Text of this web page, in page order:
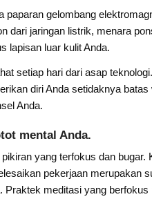
paparan gelombang
dari jaringan listrik, menara
lapisan luar kulit Anda.
setiap hari dari asap
diri Anda setidaknya
Anda.
mental Anda.
yang terfokus dan
pekerjaan merupakan
Praktek meditasi yang